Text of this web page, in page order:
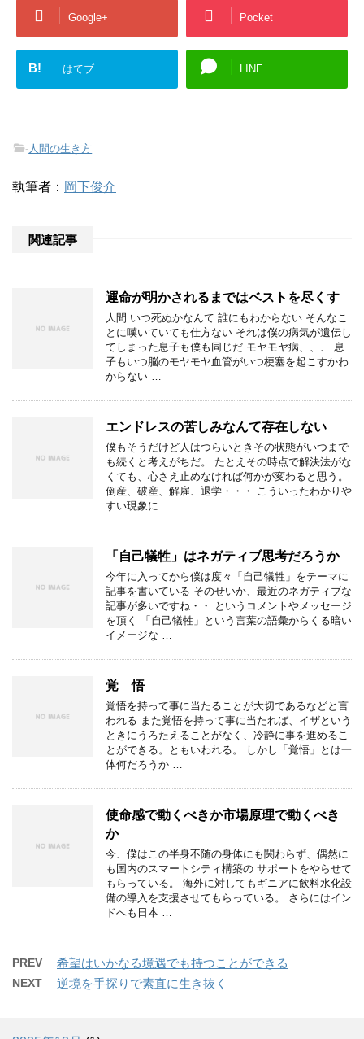
Google+ Pocket
B! はてブ LINE
- 人間の生き方
執筆者： 岡下俊介
関連記事
運命が明かされるまではベストを尽くす
人間 いつ死ぬかなんて 誰にもわからない そんなこ
とに嘆いていても仕方ない それは僕の病気が遺伝し
てしまった息子も僕も同じだ モヤモヤ病、、、 息
子もいつ脳のモヤモヤ血管がいつ梗塞を起こすかわ
からない …
エンドレスの苦しみなんて存在しない
僕もそうだけど人はつらいときその状態がいつまで
も続くと考えがちだ。 たとえその時点で解決法がな
くても、心さえ止めなければ何かが変わると思う。
倒産、破産、解雇、退学・・・ こういったわかりや
すい現象に …
「自己犠牲」はネガティブ思考だろうか
今年に入ってから僕は度々「自己犠牲」をテーマに
記事を書いている そのせいか、最近のネガティブな
記事が多いですね・・ というコメントやメッセージ
を頂く 「自己犠牲」という言葉の語彙からくる暗い
イメージな …
覚 悟
覚悟を持って事に当たることが大切であるなどと言
われる また覚悟を持って事に当たれば、イザという
ときにうろたえることがなく、冷静に事を進めるこ
とができる。ともいわれる。 しかし「覚悟」とは一
体何だろうか …
使命感で動くべきか市場原理で動くべき
か
今、僕はこの半身不随の身体にも関わらず、偶然に
も国内のスマートシティ構築の サポートをやらせて
もらっている。 海外に対してもギニアに飲料水化設
備の導入を支援させてもらっている。 さらにはイン
ドへも日本 …
PREV 希望はいかなる境遇でも持つことができる
NEXT 逆境を手探りで素直に生き抜く